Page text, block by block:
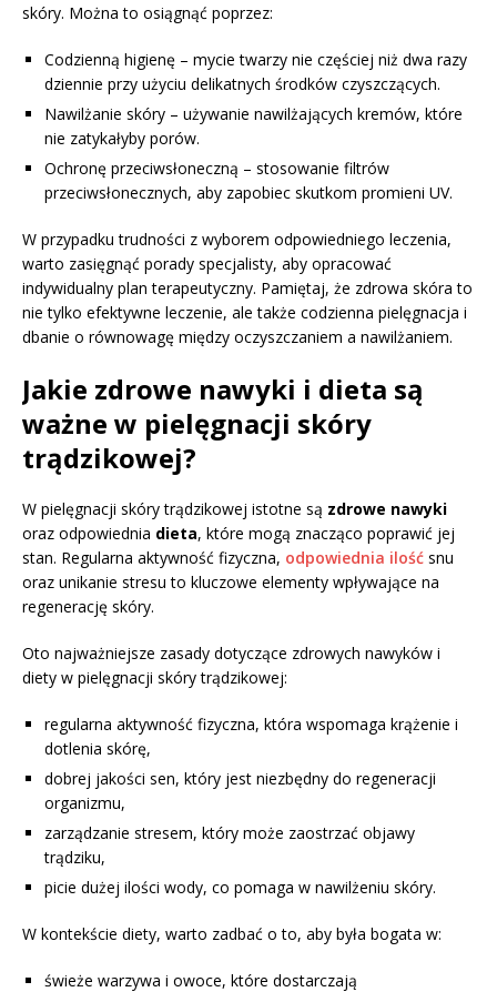
skóry. Można to osiągnąć poprzez:
Codzienną higienę – mycie twarzy nie częściej niż dwa razy
dziennie przy użyciu delikatnych środków czyszczących.
Nawilżanie skóry – używanie nawilżających kremów, które
nie zatykałyby porów.
Ochronę przeciwsłoneczną – stosowanie filtrów
przeciwsłonecznych, aby zapobiec skutkom promieni UV.
W przypadku trudności z wyborem odpowiedniego leczenia,
warto zasięgnąć porady specjalisty, aby opracować
indywidualny plan terapeutyczny. Pamiętaj, że zdrowa skóra to
nie tylko efektywne leczenie, ale także codzienna pielęgnacja i
dbanie o równowagę między oczyszczaniem a nawilżaniem.
Jakie zdrowe nawyki i dieta są
ważne w pielęgnacji skóry
trądzikowej?
W pielęgnacji skóry trądzikowej istotne są zdrowe nawyki
oraz odpowiednia dieta, które mogą znacząco poprawić jej
stan. Regularna aktywność fizyczna, odpowiednia ilość snu
oraz unikanie stresu to kluczowe elementy wpływające na
regenerację skóry.
Oto najważniejsze zasady dotyczące zdrowych nawyków i
diety w pielęgnacji skóry trądzikowej:
regularna aktywność fizyczna, która wspomaga krążenie i
dotlenia skórę,
dobrej jakości sen, który jest niezbędny do regeneracji
organizmu,
zarządzanie stresem, który może zaostrzać objawy
trądziku,
picie dużej ilości wody, co pomaga w nawilżeniu skóry.
W kontekście diety, warto zadbać o to, aby była bogata w:
świeże warzywa i owoce, które dostarczają